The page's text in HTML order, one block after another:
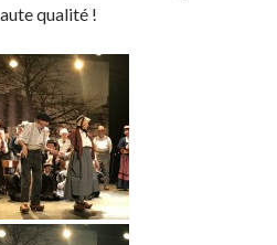
qualité !